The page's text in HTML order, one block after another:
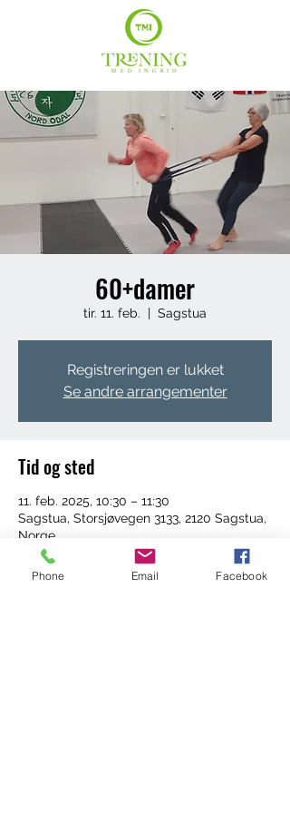
60+damer
tir. 11. feb.
  |
Sagstua
Registreringen er lukket
Se andre arrangementer
Tid og sted
11. feb. 2025, 10:30 – 11:30
Sagstua, Storsjøvegen 3133, 2120 Sagstua,
Norge
Phone Email Facebook